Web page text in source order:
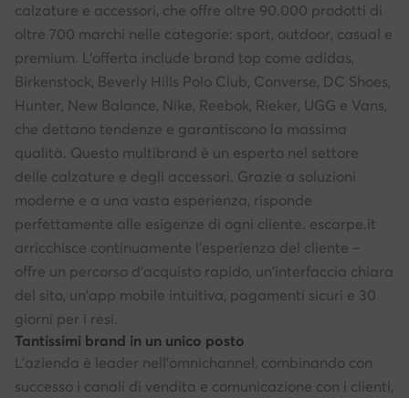
calzature e accessori, che offre oltre 90.000 prodotti di
oltre 700 marchi nelle categorie: sport, outdoor, casual e
premium. L'offerta include brand top come adidas,
Birkenstock, Beverly Hills Polo Club, Converse, DC Shoes,
Hunter, New Balance, Nike, Reebok, Rieker, UGG e Vans,
che dettano tendenze e garantiscono la massima
qualità. Questo multibrand è un esperto nel settore
delle calzature e degli accessori. Grazie a soluzioni
moderne e a una vasta esperienza, risponde
perfettamente alle esigenze di ogni cliente. escarpe.it
arricchisce continuamente l'esperienza del cliente –
offre un percorso d'acquisto rapido, un'interfaccia chiara
del sito, un'app mobile intuitiva, pagamenti sicuri e 30
giorni per i resi.
Tantissimi brand in un unico posto
L'azienda è leader nell'omnichannel, combinando con
successo i canali di vendita e comunicazione con i clienti,